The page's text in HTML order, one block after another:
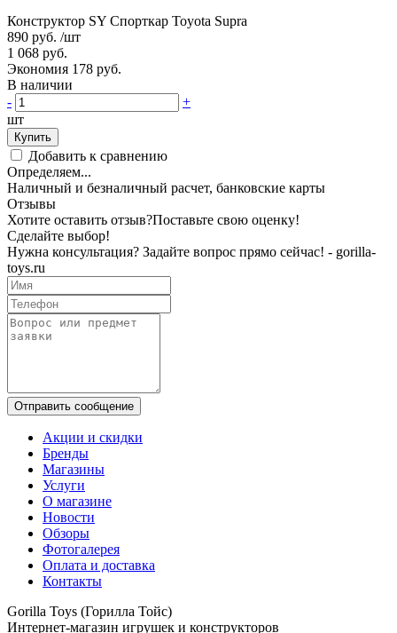
Конструктор SY Спорткар Toyota Supra
890 руб. /шт
1 068 руб.
Экономия 178 руб.
В наличии
-
+
шт
Купить
Добавить к сравнению
Определяем...
Наличный и безналичный расчет, банковские карты
Отзывы
Хотите оставить отзыв?Поставьте свою оценку!
Сделайте выбор!
Нужна консультация? Задайте вопрос прямо сейчас! - gorilla-
toys.ru
Отправить сообщение
Акции и скидки
Бренды
Магазины
Услуги
О магазине
Новости
Обзоры
Фотогалерея
Оплата и доставка
Контакты
Gorilla Toys (Горилла Тойс)
Интернет-магазин игрушек и конструкторов